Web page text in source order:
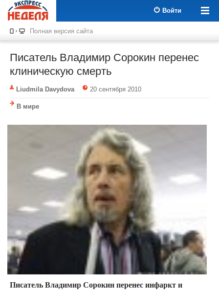
Войти
Полная версия сайта
Писатель Владимир Сорокин перенес
клиническую смерть
Liudmila Davydova 20 сентября 2010
В мире
Писатель Владимир Сорокин перенес инфаркт и